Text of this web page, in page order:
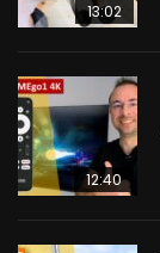
13:02
12:40